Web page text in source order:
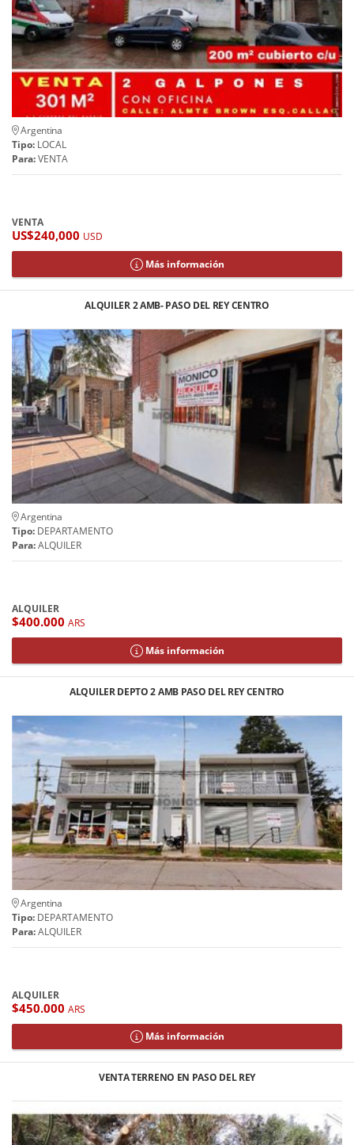
Argentina
Tipo: LOCAL
Para:VENTA
VENTA
US$240,000 USD
Más información
ALQUILER 2 AMB- PASO DEL REY CENTRO
Argentina
Tipo: DEPARTAMENTO
Para:ALQUILER
ALQUILER
$400.000 ARS
Más información
ALQUILER DEPTO 2 AMB PASO DEL REY CENTRO
Argentina
Tipo: DEPARTAMENTO
Para:ALQUILER
ALQUILER
$450.000 ARS
Más información
VENTA TERRENO EN PASO DEL REY